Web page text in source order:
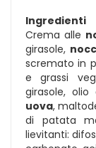
Ingredienti
Crema alle
girasole,
scremato in
e grassi
girasole,
uova,
di patata
lievitanti: